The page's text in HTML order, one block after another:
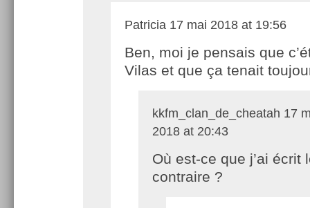
Patricia 17 mai 2018 at 19:56
Ben, moi je pensais que
Vilas et que ça tenait
kkfm_clan_de_cheatah 17
2018 at 20:43
Où est-ce que j’ai écrit
contraire ?